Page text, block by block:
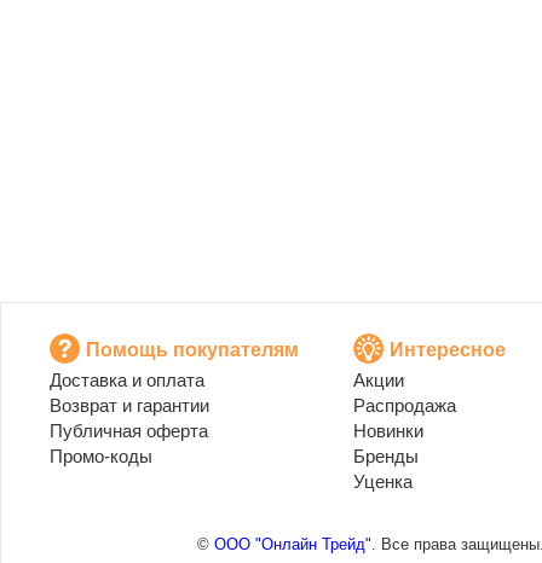
Помощь покупателям
Доставка и оплата
Возврат и гарантии
Публичная оферта
Промо-коды
Интересное
Акции
Распродажа
Новинки
Бренды
Уценка
© ООО "Онлайн Трейд". Все права